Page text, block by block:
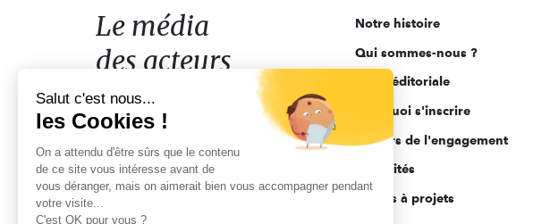
acteurs
de
l'engagement
Le média
des acteurs
de l'engagement
Notre histoire
Qui sommes-nous ?
Ligne éditoriale
Pourquoi s'inscrire
Acteurs de l'engagement
Actualités
Appels à projets
Salut c'est nous...
les Cookies !
On a attendu d'être sûrs que le contenu
de ce site vous intéresse avant de
vous déranger, mais on aimerait bien vous accompagner pendant
votre visite...
C'est OK pour vous ?